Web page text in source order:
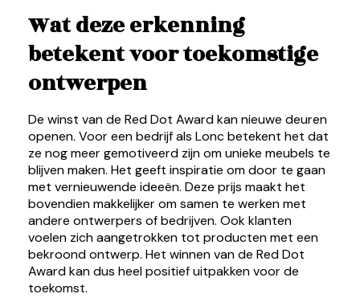
Wat deze erkenning
betekent voor toekomstige
ontwerpen
De winst van de Red Dot Award kan nieuwe deuren
openen. Voor een bedrijf als Lonc betekent het dat
ze nog meer gemotiveerd zijn om unieke meubels te
blijven maken. Het geeft inspiratie om door te gaan
met vernieuwende ideeën. Deze prijs maakt het
bovendien makkelijker om samen te werken met
andere ontwerpers of bedrijven. Ook klanten
voelen zich aangetrokken tot producten met een
bekroond ontwerp. Het winnen van de Red Dot
Award kan dus heel positief uitpakken voor de
toekomst.